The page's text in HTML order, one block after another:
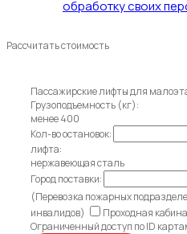
обработку своих
Рассчитать стоимость
Пассажирские лифты для
Грузоподъемность (кг):
менее 400
Кол-во остановок:
лифта:
нержавеющая сталь
Город поставки:
(Перевозка пожарных
инвалидов)
Проходная
Ограниченный доступ по ID